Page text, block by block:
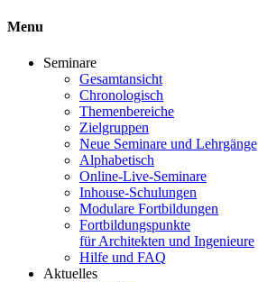
Menu
Seminare
Gesamtansicht
Chronologisch
Themenbereiche
Zielgruppen
Neue Seminare und Lehrgänge
Alphabetisch
Online-Live-Seminare
Inhouse-Schulungen
Modulare Fortbildungen
Fortbildungspunkte
für Architekten und Ingenieure
Hilfe und FAQ
Aktuelles